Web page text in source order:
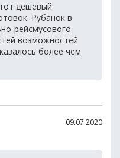
дешевый
Рубанок в
рейсмусового
возможностей
более чем
09.07.2020